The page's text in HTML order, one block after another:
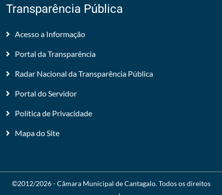
Transparência Pública
Acesso a Informação
Portal da Transparência
Radar Nacional da Transparência Pública
Portal do Servidor
Política de Privacidade
Mapa do Site
©2012/2026 -Câmara Municipal de Cantagalo. Todos os direitos